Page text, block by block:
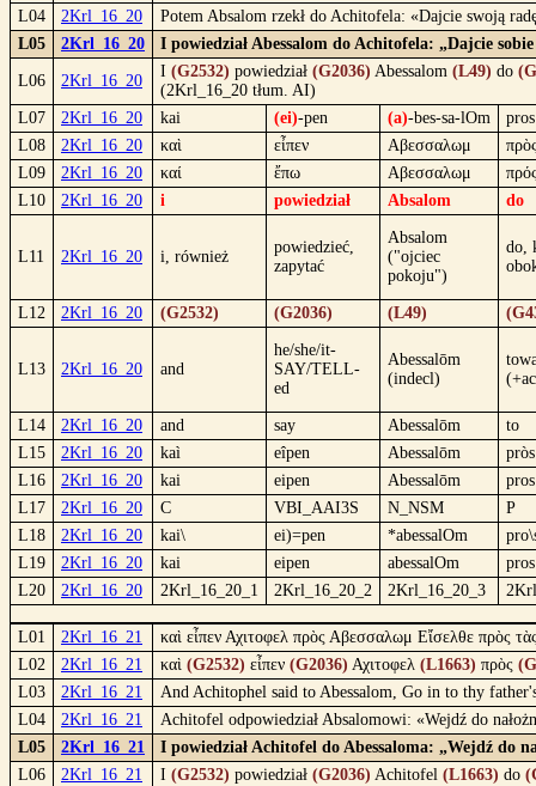
L04
2Krl_16_20
Potem Absalom rzekł do Achitofela: «Dajcie swoją
L05
2Krl_16_20 I powiedział Abessalom do Achitofela: „Dajcie
L06 2Krl_16_20
I (G2532) powiedział (G2036) Abessalom (L49) do
(2Krl_16_20 tłum. AI)
L07
2Krl_16_20 kai (ei)-pen (a)-bes-sa-lOm
pros
L08
2Krl_16_20 καὶ εἶπεν Αβεσσαλωμ
L09
2Krl_16_20 καί ἔπω Αβεσσαλωμ
L10
2Krl_16_20 i powiedział Absalom do
L11 2Krl_16_20 i, również
powiedzieć,
zapytać
Absalom
("ojciec
pokoju")
do,
L12 2Krl_16_20 (G2532) (G2036) (L49)
L13 2Krl_16_20 and
he/she/it-
SAY/TELL-
ed
Abessalōm
(indecl)
L14 2Krl_16_20 and say Abessalōm
to
L15
2Krl_16_20 kaì eîpen Abessalōm
pròs
L16
2Krl_16_20 kai eipen Abessalōm
pros
L17
2Krl_16_20 C VBI_AAI3S N_NSM
P
L18
2Krl_16_20 kai\ ei)=pen *abessalOm
L19
2Krl_16_20 kai eipen abessalOm
pros
L20
2Krl_16_20 2Krl_16_20_1 2Krl_16_20_2 2Krl_16_20_3
L01 2Krl_16_21
καὶ εἶπεν Αχιτοφελ πρὸς Αβεσσαλωμ Εἴσελθε πρὸς
L02
2Krl_16_21 καὶ (G2532) εἶπεν (G2036) Αχιτοφελ (L1663) πρὸς
L03
2Krl_16_21
And Achitophel said to Abessalom, Go in to thy
L04
2Krl_16_21
Achitofel odpowiedział Absalomowi: «Wejdź do
L05
2Krl_16_21
I powiedział Achitofel do Abessaloma: „Wejdź do
L06
2Krl_16_21 I (G2532) powiedział (G2036) Achitofel (L1663) do